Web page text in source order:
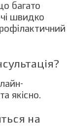
багато
швидко
якісно.
на